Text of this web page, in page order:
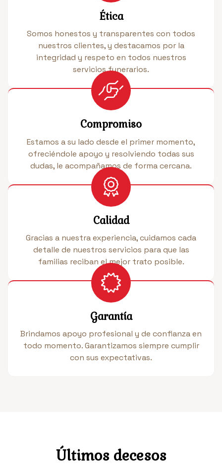
Ética
Somos honestos y transparentes con todos
nuestros clientes, y destacamos por la
integridad y respeto en todos nuestros
servicios funerarios.
Compromiso
Estamos a su lado desde el primer momento,
ofreciéndole apoyo y resolviendo todas sus
dudas, le acompañamos de forma cercana.
Calidad
Gracias a nuestra experiencia, cuidamos cada
detalle de nuestros servicios para que las
familias reciban el mejor trato posible.
Garantía
Brindamos apoyo profesional y de confianza en
todo momento. Garantizamos siempre cumplir
con sus expectativas.
Últimos decesos